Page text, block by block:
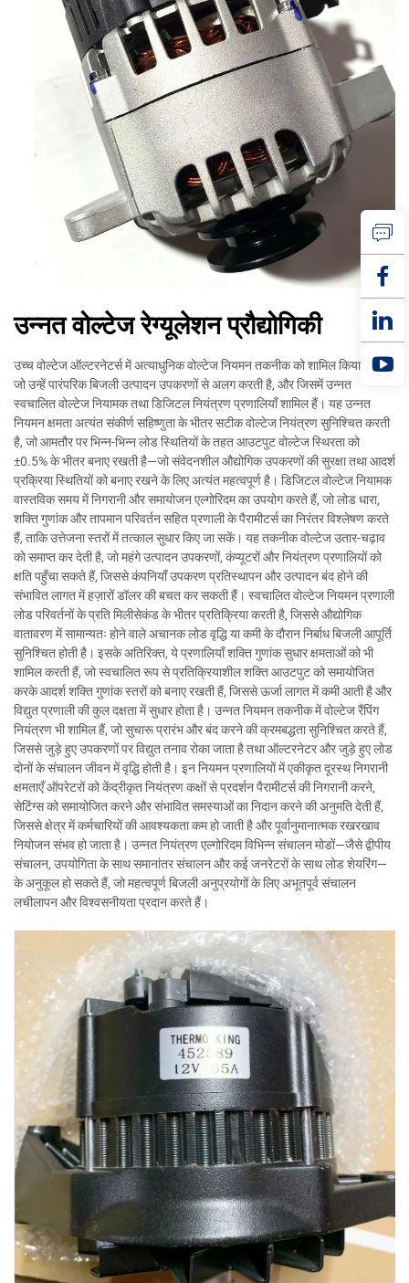
उन्नत वोल्टेज रेग्यूलेशन प्रौद्योगिकी
उच्च वोल्टेज ऑल्टरनेटर्स में अत्याधुनिक वोल्टेज नियमन तकनीक को शामिल किया गया है,
जो उन्हें पारंपरिक बिजली उत्पादन उपकरणों से अलग करती है, और जिसमें उन्नत
स्वचालित वोल्टेज नियामक तथा डिजिटल नियंत्रण प्रणालियाँ शामिल हैं। यह उन्नत
नियमन क्षमता अत्यंत संकीर्ण सहिष्णुता के भीतर सटीक वोल्टेज नियंत्रण सुनिश्चित करती
है, जो आमतौर पर भिन्न-भिन्न लोड स्थितियों के तहत आउटपुट वोल्टेज स्थिरता को
±0.5% के भीतर बनाए रखती है—जो संवेदनशील औद्योगिक उपकरणों की सुरक्षा तथा आदर्श
प्रक्रिया स्थितियों को बनाए रखने के लिए अत्यंत महत्वपूर्ण है। डिजिटल वोल्टेज नियामक
वास्तविक समय में निगरानी और समायोजन एल्गोरिदम का उपयोग करते हैं, जो लोड धारा,
शक्ति गुणांक और तापमान परिवर्तन सहित प्रणाली के पैरामीटर्स का निरंतर विश्लेषण करते
हैं, ताकि उत्तेजना स्तरों में तत्काल सुधार किए जा सकें। यह तकनीक वोल्टेज उतार-चढ़ाव
को समाप्त कर देती है, जो महंगे उत्पादन उपकरणों, कंप्यूटरों और नियंत्रण प्रणालियों को
क्षति पहुँचा सकते हैं, जिससे कंपनियाँ उपकरण प्रतिस्थापन और उत्पादन बंद होने की
संभावित लागत में हज़ारों डॉलर की बचत कर सकती हैं। स्वचालित वोल्टेज नियमन प्रणाली
लोड परिवर्तनों के प्रति मिलीसेकंड के भीतर प्रतिक्रिया करती है, जिससे औद्योगिक
वातावरण में सामान्यतः होने वाले अचानक लोड वृद्धि या कमी के दौरान निर्बाध बिजली आपूर्ति
सुनिश्चित होती है। इसके अतिरिक्त, ये प्रणालियाँ शक्ति गुणांक सुधार क्षमताओं को भी
शामिल करती हैं, जो स्वचालित रूप से प्रतिक्रियाशील शक्ति आउटपुट को समायोजित
करके आदर्श शक्ति गुणांक स्तरों को बनाए रखती हैं, जिससे ऊर्जा लागत में कमी आती है और
विद्युत प्रणाली की कुल दक्षता में सुधार होता है। उन्नत नियमन तकनीक में वोल्टेज रैंपिंग
नियंत्रण भी शामिल हैं, जो सुचारू प्रारंभ और बंद करने की क्रमबद्धता सुनिश्चित करते हैं,
जिससे जुड़े हुए उपकरणों पर विद्युत तनाव रोका जाता है तथा ऑल्टरनेटर और जुड़े हुए लोड
दोनों के संचालन जीवन में वृद्धि होती है। इन नियमन प्रणालियों में एकीकृत दूरस्थ निगरानी
क्षमताएँ ऑपरेटरों को केंद्रीकृत नियंत्रण कक्षों से प्रदर्शन पैरामीटर्स की निगरानी करने,
सेटिंग्स को समायोजित करने और संभावित समस्याओं का निदान करने की अनुमति देती हैं,
जिससे क्षेत्र में कर्मचारियों की आवश्यकता कम हो जाती है और पूर्वानुमानात्मक रखरखाव
नियोजन संभव हो जाता है। उन्नत नियंत्रण एल्गोरिदम विभिन्न संचालन मोडों—जैसे द्वीपीय
संचालन, उपयोगिता के साथ समानांतर संचालन और कई जनरेटरों के साथ लोड शेयरिंग—
के अनुकूल हो सकते हैं, जो महत्वपूर्ण बिजली अनुप्रयोगों के लिए अभूतपूर्व संचालन
लचीलापन और विश्वसनीयता प्रदान करते हैं।